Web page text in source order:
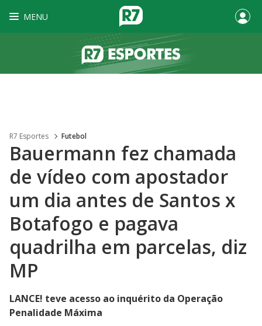
MENU
R7 Esportes Futebol
Bauermann fez chamada
de vídeo com apostador
um dia antes de Santos x
Botafogo e pagava
quadrilha em parcelas, diz
MP
LANCE! teve acesso ao inquérito da Operação
Penalidade Máxima